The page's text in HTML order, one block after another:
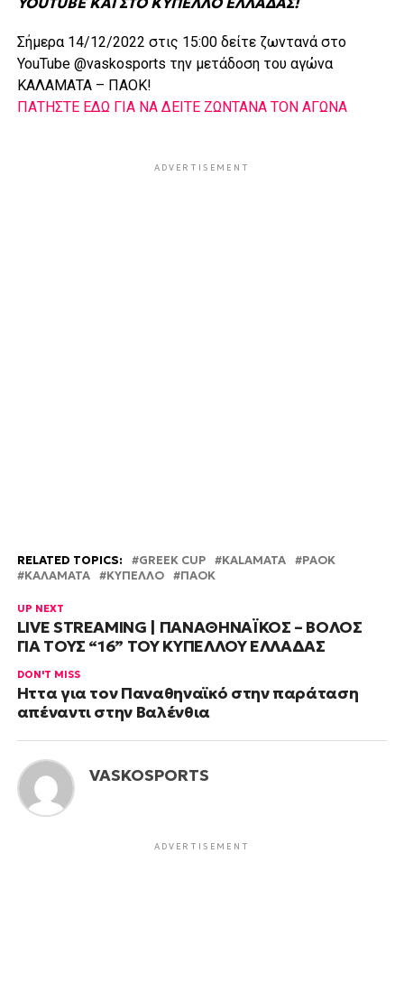
Σήμερα 14/12/2022 στις 15:00 δείτε ζωντανά στο
YouTube @vaskosports την μετάδοση του αγώνα
ΚΑΛΑΜΑΤΑ – ΠΑΟΚ!
ΠΑΤΗΣΤΕ ΕΔΩ ΓΙΑ ΝΑ ΔΕΙΤΕ ΖΩΝΤΑΝΑ ΤΟΝ ΑΓΩΝΑ
ADVERTISEMENT
RELATED TOPICS: GREEK CUP KALAMATA
PAOK
ΚΑΛΑΜΑΤΑ
ΚΥΠΕΛΛΟ ΠΑΟΚ
UP NEXT
LIVE STREAMING | ΠΑΝΑΘΗΝΑΪΚΟΣ – ΒΟΛΟΣ
ΓΙΑ ΤΟΥΣ “16” ΤΟΥ ΚΥΠΕΛΛΟΥ ΕΛΛΑΔΑΣ
DON'T MISS
Ήττα για τον Παναθηναϊκό στην παράταση
απέναντι στην Βαλένθια
VASKOSPORTS
ADVERTISEMENT